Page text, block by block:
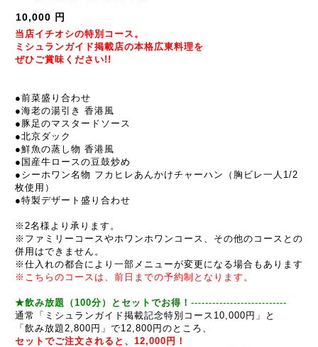
10,000 円
当店イチオシの特別コース。
ミシュランガイド掲載店の本格広東料理を
ぜひご賞味ください!!
●前菜盛り合わせ
●海老の湯引き 香港風
● 豚足のマスタードソース
●北京ダック
●鮮魚の蒸し物 香港風
● 国産牛ロースの豆鼓炒め
●シーホワン名物 フカヒレあんかけチャーハン（胸ビレ一人1/2
枚使用）
●特製デザート盛り合わせ
※2名様より承ります。
※ファミリーコースやホワンホワンコース、その他のコースとの
併用はできません。
※仕入れの都合により一部メニューが変更になる場合もあります
※こちらのコースは、前日までの予約制となります。
★飲み放題（100分）とセットでお得！ ---------------------------
通常「ミシュランガイド掲載記念特別コース10,000円」と
「飲み放題2,800円」で12,800円のところ、
セットでご注文されると、12,000円！